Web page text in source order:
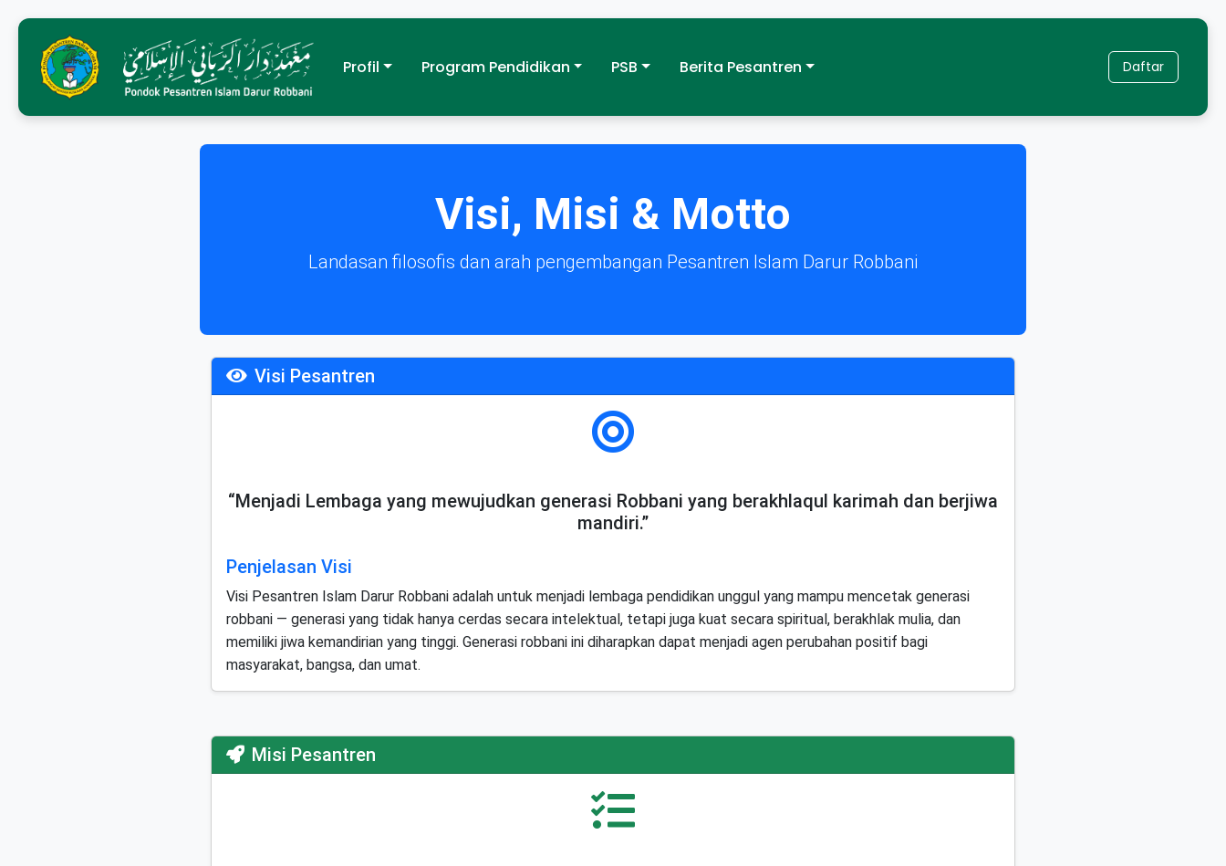
Profil Program Pendidikan PSB Berita Pesantren Daftar
Visi, Misi & Motto
Landasan filosofis dan arah pengembangan Pesantren Islam Darur Robbani
Visi Pesantren
“Menjadi Lembaga yang mewujudkan generasi Robbani yang berakhlaqul karimah dan berjiwa
mandiri.”
Penjelasan Visi
Visi Pesantren Islam Darur Robbani adalah untuk menjadi lembaga pendidikan unggul yang mampu mencetak generasi
robbani — generasi yang tidak hanya cerdas secara intelektual, tetapi juga kuat secara spiritual, berakhlak mulia, dan
memiliki jiwa kemandirian yang tinggi. Generasi robbani ini diharapkan dapat menjadi agen perubahan positif bagi
masyarakat, bangsa, dan umat.
Misi Pesantren